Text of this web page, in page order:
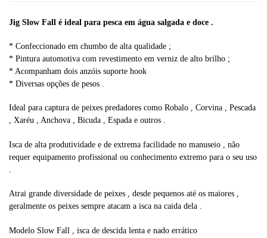
Jig Slow Fall é ideal para pesca em água salgada e doce .
* Confeccionado em chumbo de alta qualidade ;
* Pintura automotiva com revestimento em verniz de alto brilho ;
* Acompanham dois anzóis suporte hook
* Diversas opções de pesos .
Ideal para captura de peixes predadores como Robalo , Corvina , Pescada
, Xaréu , Anchova , Bicuda , Espada e outros .
Isca de alta produtividade e de extrema facilidade no manuseio , não
requer equipamento profissional ou conhecimento extremo para o seu uso
Atrai grande diversidade de peixes , desde pequenos até os maiores ,
geralmente os peixes sempre atacam a isca na caida dela .
Modelo Slow Fall , isca de descida lenta e nado errático